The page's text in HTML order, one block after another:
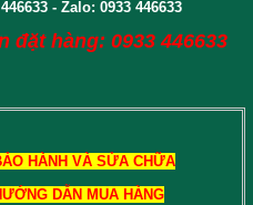
- Zalo: 0933 446633
đặt hàng: 0933 446633
HÀNH VÀ SỬA CHỮA
DẪN MUA HÀNG